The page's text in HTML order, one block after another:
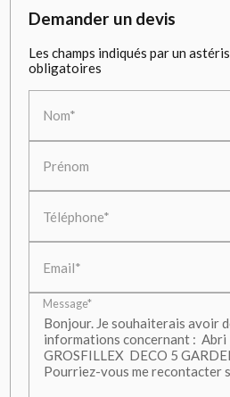
Demander un devis
Les champs indiqués par un
obligatoires
Nom*
Prénom
Téléphone*
Email*
Message*